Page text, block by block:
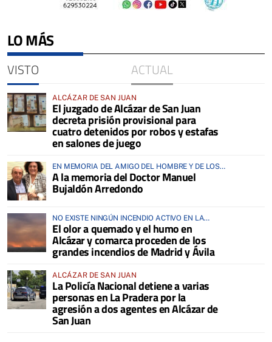
LO MÁS
VISTO ACTUAL
ALCÁZAR DE SAN JUAN
El juzgado de Alcázar de San Juan
decreta prisión provisional para
cuatro detenidos por robos y estafas
en salones de juego
EN MEMORIA DEL AMIGO DEL HOMBRE Y DE LOS
ANIMALES
A la memoria del Doctor Manuel
Bujaldón Arredondo
NO EXISTE NINGÚN INCENDIO ACTIVO EN LA
COMARCA
El olor a quemado y el humo en
Alcázar y comarca proceden de los
grandes incendios de Madrid y Ávila
ALCÁZAR DE SAN JUAN
La Policía Nacional detiene a varias
personas en La Pradera por la
agresión a dos agentes en Alcázar de
San Juan